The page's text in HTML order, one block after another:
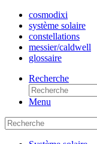
cosmodixi
système solaire
constellations
messier/caldwell
glossaire
Recherche
Menu